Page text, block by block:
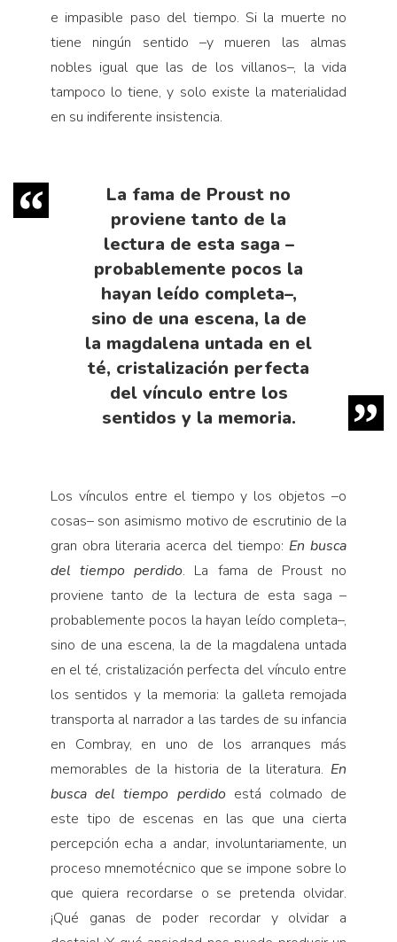
e impasible paso del tiempo. Si la muerte no
tiene ningún sentido –y mueren las almas
nobles igual que las de los villanos–, la vida
tampoco lo tiene, y solo existe la materialidad
en su indiferente insistencia.
La fama de Proust no
proviene tanto de la
lectura de esta saga –
probablemente pocos la
hayan leído completa–,
sino de una escena, la de
la magdalena untada en el
té, cristalización perfecta
del vínculo entre los
sentidos y la memoria.
Los vínculos entre el tiempo y los objetos –o
cosas– son asimismo motivo de escrutinio de la
gran obra literaria acerca del tiempo: En busca
del tiempo perdido. La fama de Proust no
proviene tanto de la lectura de esta saga –
probablemente pocos la hayan leído completa–,
sino de una escena, la de la magdalena untada
en el té, cristalización perfecta del vínculo entre
los sentidos y la memoria: la galleta remojada
transporta al narrador a las tardes de su infancia
en Combray, en uno de los arranques más
memorables de la historia de la literatura. En
busca del tiempo perdidoestá colmado de
este tipo de escenas en las que una cierta
percepción echa a andar, involuntariamente, un
proceso mnemotécnico que se impone sobre lo
que quiera recordarse o se pretenda olvidar.
¡Qué ganas de poder recordar y olvidar a